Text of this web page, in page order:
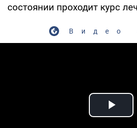
состоянии проходит курс
Видео